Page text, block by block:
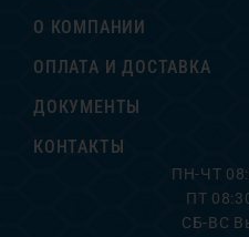
О КОМПАНИИ
ОПЛАТА И ДОСТАВКА
ДОКУМЕНТЫ
КОНТАКТЫ
ПН-ЧТ
ПТ
СБ-ВС